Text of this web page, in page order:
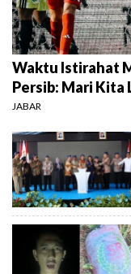
Waktu Istirahat
Persib: Mari Kita
JABAR